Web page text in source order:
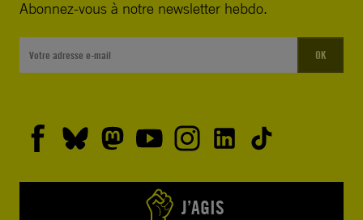
Abonnez-vous à notre newsletter hebdo.
OK
J’AGIS